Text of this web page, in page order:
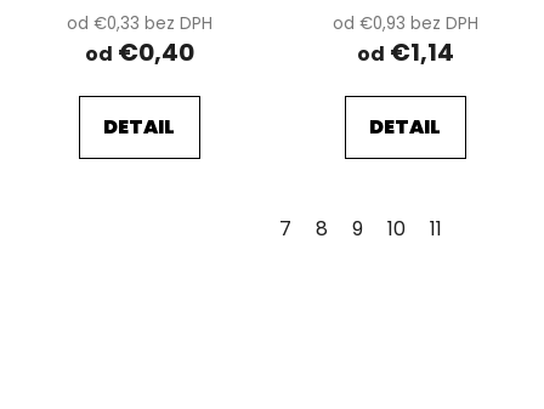
od €0,33 bez DPH
od €0,40
DETAIL
od €0,93 bez DPH
od €1,14
DETAIL
7 8 9 10 11